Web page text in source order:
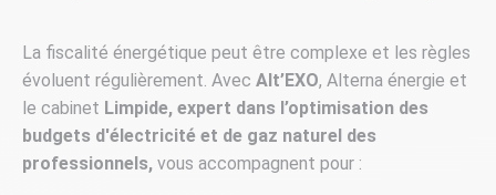
La fiscalité énergétique peut être complexe et les règles
évoluent régulièrement. Avec Alt’EXO, Alterna énergie et
le cabinet Limpide, expert dans l’optimisation des
budgets d'électricité et de gaz naturel des
professionnels, vous accompagnent pour :